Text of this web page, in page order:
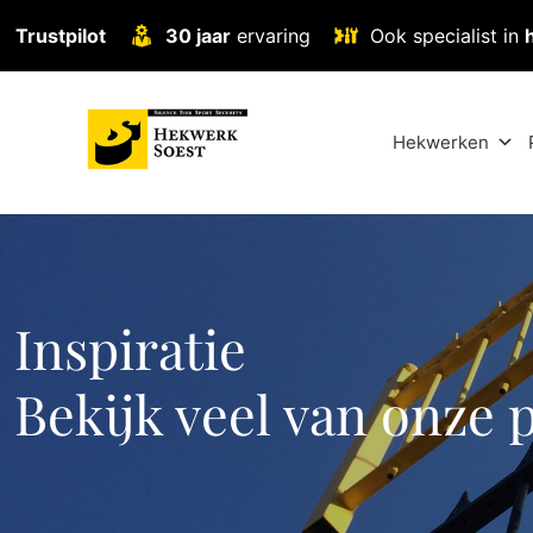
Trustpilot 30 jaar ervaring Ook specialist in
Hekwerken
Inspiratie
Bekijk veel van onze